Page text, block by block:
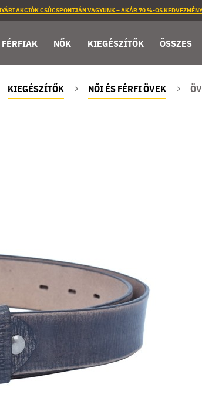
AKCIÓK CSÚCSPONTJÁN VAGYUNK – AKÁR 70 %-OS
FÉRFIAK NŐK KIEGÉSZÍTŐK ÖSSZES
KIEGÉSZÍTŐK NŐI ÉS FÉRFI ÖVEK